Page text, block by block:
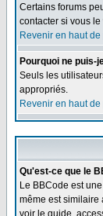
Certains forums
contacter si vous le
Revenir en haut de
Pourquoi ne puis-
Seuls les
appropriés.
Revenir en haut de
Qu'est-ce que le
Le BBCode est
même est similaire
voir le guide,